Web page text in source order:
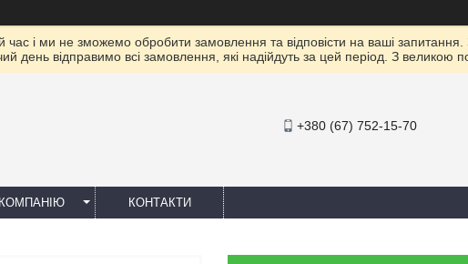
і ми не зможемо обробити замовлення та відповісти на ваші
день відправимо всі замовлення, які надійдуть за цей період. З великою
+380 (67) 752-15-70
КОНТАКТИ